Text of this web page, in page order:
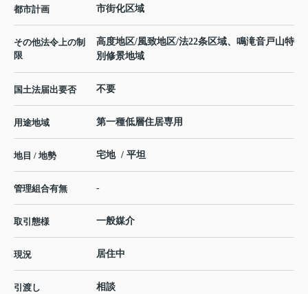
都市計画 市街化区域
その他法令上の制
限
高度地区/風致地区/法22条区域、鳴滝音戸山特
別修景地域
国土法届出要否 不要
用途地域 第一種低層住居専用
地目 / 地勢 宅地 / 平坦
管理組合有無 -
取引態様 一般媒介
現況 居住中
引渡し 相談